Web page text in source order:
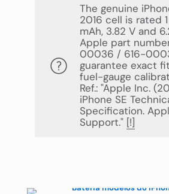
The genuine
2016 cell is rated
mAh, 3.82 V and
Apple part
00036 / 616-
guarantee exact
fuel-gauge
Ref.: "Apple Inc.
iPhone SE
Specification.
Support." [!]